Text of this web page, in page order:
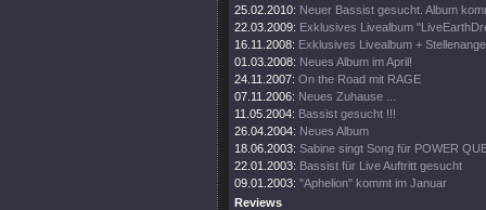
25.02.2010: Neuer Bassist gesucht. Album
22.03.2009: Exklusives Livealbum
16.11.2008: Exklusives Livealbum +
01.03.2008: Neues Album im April!
24.11.2007: On the Road mit RAGE
07.11.2006: Neues Zuhause ...
11.05.2004: Bassist gesucht !!!
26.04.2004: Neues Album
18.06.2003: Sabine singt Song für POWER
22.01.2003: Bassist für Live Auftritt gesucht
09.01.2003: "Aphelion" kommt im Januar
Reviews